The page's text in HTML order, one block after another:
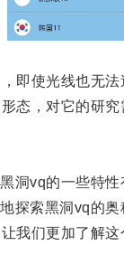
使光线也无法
，对它的研究
vq的一些特性
索黑洞vq的奥
们更加了解这